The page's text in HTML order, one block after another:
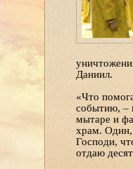
Даниил.
«Что
событию, –
мытаре и
храм. Один,
Господи,
отдаю